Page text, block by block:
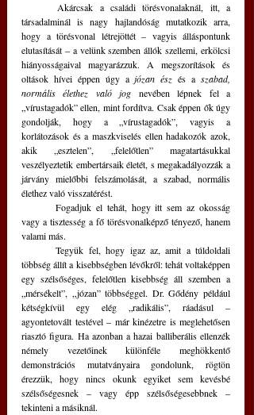
	Akárcsak a családi törésvonalaknál, itt, a
társadalminál is nagy hajlandóság mutatkozik arra,
hogy a törésvonal létrejöttét – vagyis álláspontunk
elutasítását – a velünk szemben állók szellemi, erkölcsi
hiányosságaival magyarázzuk. A megszorítások és
oltások hívei éppen úgy a józan ész és a szabad,
normális élethez való jog nevében lépnek fel a
„vírustagadók” ellen, mint fordítva. Csak éppen ők úgy
gondolják, hogy a „vírustagadók”, vagyis a
korlátozások és a maszkviselés ellen hadakozók azok,
akik „esztelen”, „felelőtlen” magatartásukkal
veszélyeztetik embertársaik életét, s megakadályozzák a
járvány mielőbbi felszámolását, a szabad, normális
élethez való visszatérést.
vagy a tisztesség a fő törésvonalképző tényező, hanem
valami más.
	Tegyük fel, hogy igaz az, amit a túldoldali
többség állít a kisebbségben lévőkről: tehát voltaképpen
egy szélsőséges, felelőtlen kisebbség áll szemben a
„mérsékelt”, „józan” többséggel. Dr. Gődény például
kétségkívül egy elég „radikális”, ráadásul –
agyontetovált testével – már kinézetre is meglehetősen
riasztó figura. Ha azonban a hazai balliberális ellenzék
némely vezetőinek különféle meghökkentő
demonstrációs mutatványaira gondolunk, rögtön
érezzük, hogy nincs okunk egyiket sem kevésbé
szélsőségesnek – vagy épp szélsőségesebbnek –
tekinteni a másiknál.